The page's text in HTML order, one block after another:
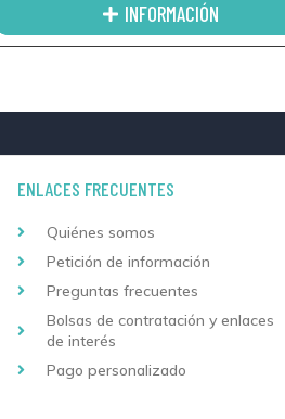
INFORMACIÓN
ENLACES FRECUENTES
Quiénes somos
Petición de información
Preguntas frecuentes
Bolsas de contratación y enlaces
de interés
Pago personalizado